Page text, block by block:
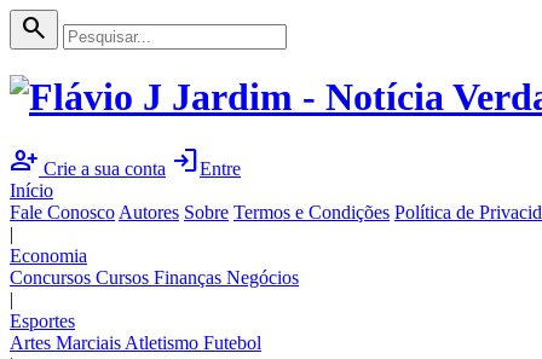
search
person_add Crie a sua conta loginEntre
Início
Fale Conosco Autores Sobre Termos e Condições Política de
|
Economia
Concursos Cursos Finanças Negócios
|
Esportes
Artes Marciais Atletismo Futebol